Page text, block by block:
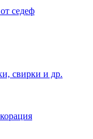
седеф
свирки и др.